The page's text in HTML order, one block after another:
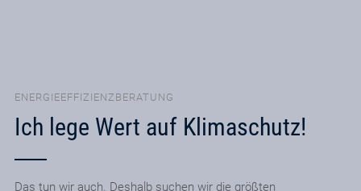
ENERGIEEFFIZIENZBERATUNG
Ich lege Wert auf Klimaschutz!
Das tun wir auch. Deshalb suchen wir die größten